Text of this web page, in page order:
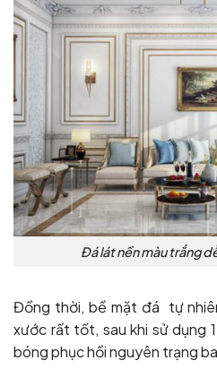
Đá lát nền màu trắng
Đồng thời, bề mặt đá tự
xước rất tốt, sau khi sử dụng
bóng phục hồi nguyên trạng